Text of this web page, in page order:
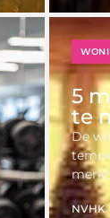
5
te
De
NVHK